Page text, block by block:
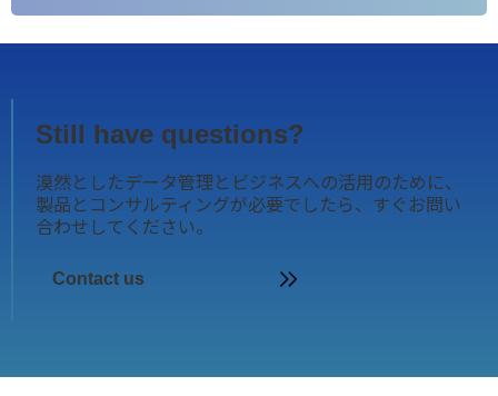
Still have questions?
漠然としたデータ管理とビジネスへの活用のために、
製品とコンサルティングが必要でしたら、すぐお問い
合わせしてください。
Contact us